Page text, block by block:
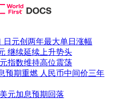
日元创两年最大单日涨幅
继续延续上升势头
指数维持高位震荡
预期重燃 人民币中间价三年
元加息预期回落